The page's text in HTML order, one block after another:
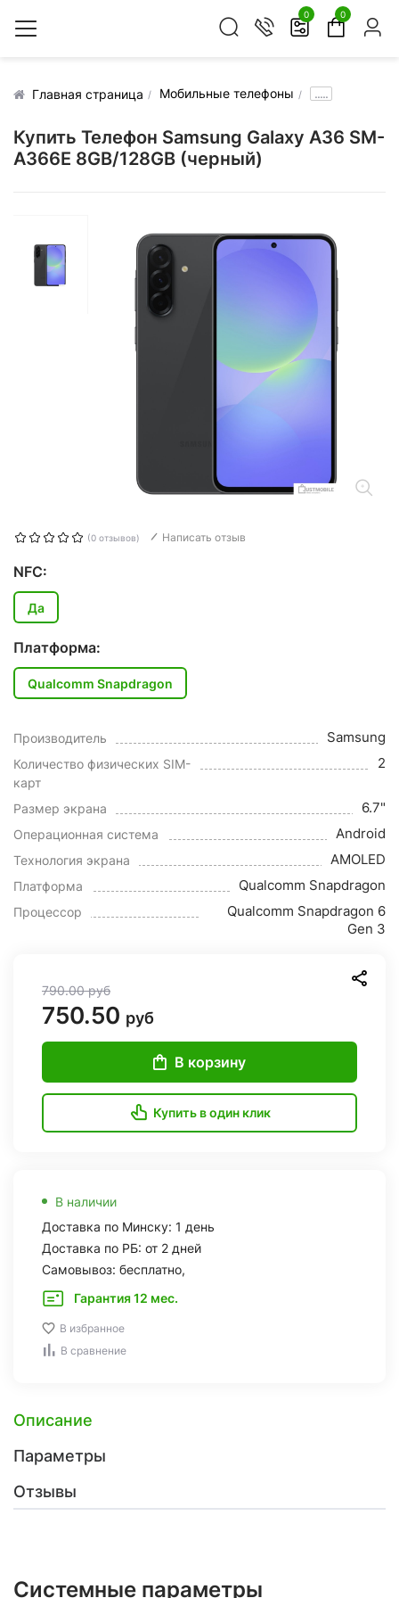
0 0
Главная страница Мобильные телефоны .....
Купить Телефон Samsung Galaxy A36 SM-
A366E 8GB/128GB (черный)
(0 отзывов) Написать отзыв
NFC:
Да
Платформа:
Qualcomm Snapdragon
Производитель Samsung
Количество физических SIM-
карт
2
Размер экрана 6.7"
Операционная система Android
Технология экрана AMOLED
Платформа Qualcomm Snapdragon
Процессор
Qualcomm Snapdragon 6
Gen 3
790.00руб
750.50 руб
В корзину
Купить в один клик
В наличии
Доставка по Минску: 1 день
Доставка по РБ: от 2 дней
Самовывоз: бесплатно,
Гарантия 12 мес.
В избранное
В сравнение
Описание
Параметры
Отзывы
Системные параметры